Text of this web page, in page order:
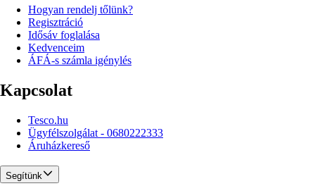
Hogyan rendelj tőlünk?
Regisztráció
Idősáv foglalása
Kedvenceim
ÁFÁ-s számla igénylés
Kapcsolat
Tesco.hu
Ügyfélszolgálat - 0680222333
Áruházkereső
Segítünk